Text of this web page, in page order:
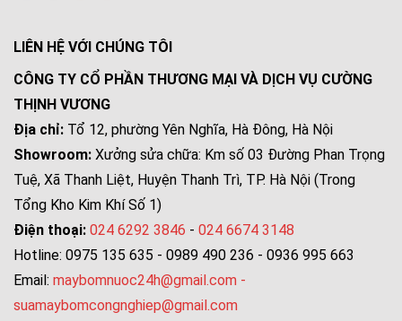
LIÊN HỆ VỚI CHÚNG TÔI
CÔNG TY CỔ PHẦN THƯƠNG MẠI VÀ DỊCH VỤ CƯỜNG
THỊNH VƯƠNG
Địa chỉ: Tổ 12, phường Yên Nghĩa, Hà Đông, Hà Nội
Showroom: Xưởng sửa chữa: Km số 03 Đường Phan Trọng
Tuệ, Xã Thanh Liệt, Huyện Thanh Trì, TP. Hà Nội (Trong
Tổng Kho Kim Khí Số 1)
Điện thoại: 024 6292 3846 - 024 6674 3148
Hotline: 0975 135 635 - 0989 490 236 - 0936 995 663
Email: maybomnuoc24h@gmail.com -
suamaybomcongnghiep@gmail.com